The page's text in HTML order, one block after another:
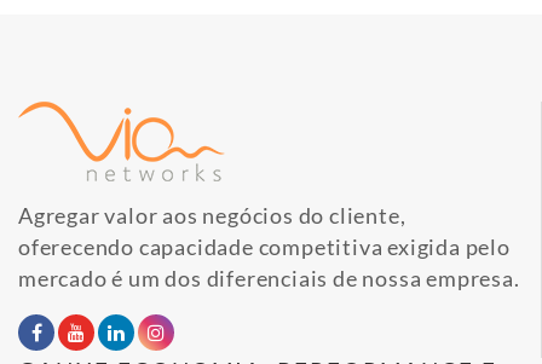
Agregar valor aos negócios do cliente,
oferecendo capacidade competitiva exigida pelo
mercado é um dos diferenciais de nossa empresa.